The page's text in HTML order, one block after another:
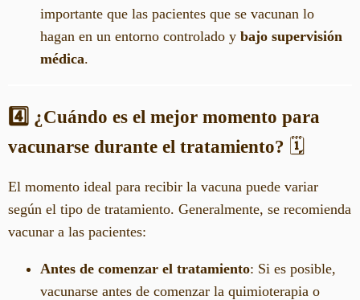
importante que las pacientes que se vacunan lo
hagan en un entorno controlado y bajo supervisión
médica.
4️⃣ ¿Cuándo es el mejor momento para
vacunarse durante el tratamiento? 🗓️
El momento ideal para recibir la vacuna puede variar
según el tipo de tratamiento. Generalmente, se recomienda
vacunar a las pacientes:
Antes de comenzar el tratamiento: Si es posible,
vacunarse antes de comenzar la quimioterapia o